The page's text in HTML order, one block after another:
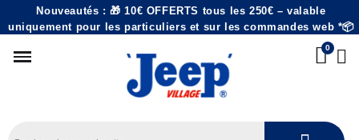
Nouveautés : 🎁 10€ OFFERTS tous les 250€ – valable
uniquement pour les particuliers et sur les commandes web *📦